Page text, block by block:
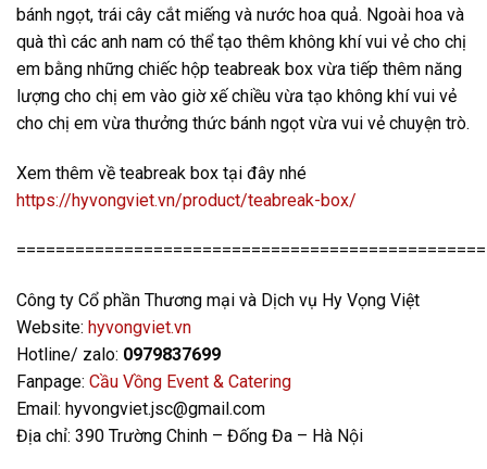
bánh ngọt, trái cây cắt miếng và nước hoa quả. Ngoài hoa và
quà thì các anh nam có thể tạo thêm không khí vui vẻ cho chị
em bằng những chiếc hộp teabreak box vừa tiếp thêm năng
lượng cho chị em vào giờ xế chiều vừa tạo không khí vui vẻ
cho chị em vừa thưởng thức bánh ngọt vừa vui vẻ chuyện trò.
Xem thêm về teabreak box tại đây nhé
https://hyvongviet.vn/product/teabreak-box/
Công ty Cổ phần Thương mại và Dịch vụ Hy Vọng Việt
Website: hyvongviet.vn
Hotline/ zalo: 0979837699
Fanpage: Cầu Vồng Event & Catering
Email: hyvongviet.jsc@gmail.com
Địa chỉ: 390 Trường Chinh – Đống Đa – Hà Nội